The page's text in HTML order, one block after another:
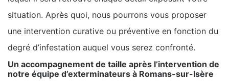
situation. Après quoi, nous pourrons vous proposer
une intervention curative ou préventive en fonction du
degré d’infestation auquel vous serez confronté.
Un accompagnement de taille après l’intervention de
notre équipe d’exterminateurs à Romans-sur-Isère